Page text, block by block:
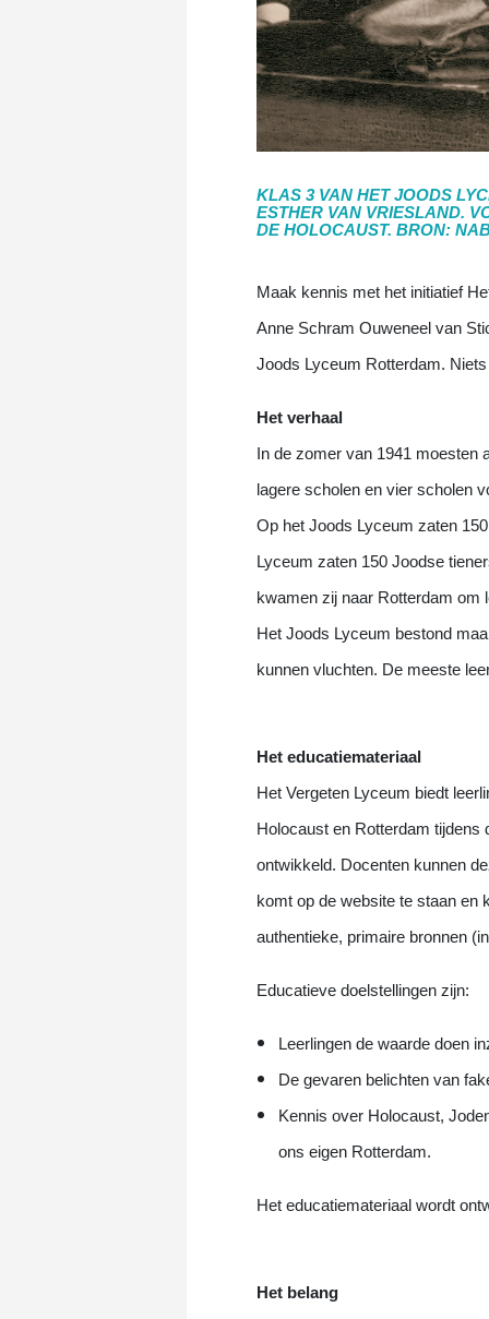
KLAS 3 VAN HET JOODS
ESTHER VAN VRIESLAND.
DE HOLOCAUST. BRON:
Maak kennis met het initiatief
Anne Schram Ouweneel van
Joods Lyceum Rotterdam.
Het verhaal
In de zomer van 1941
lagere scholen en vier scholen
Op het Joods Lyceum zaten
Lyceum zaten 150 Joodse
kwamen zij naar Rotterdam om
Het Joods Lyceum bestond
kunnen vluchten. De meeste
Het educatiemateriaal
Het Vergeten Lyceum biedt
Holocaust en Rotterdam tijdens
ontwikkeld. Docenten kunnen
komt op de website te staan en
authentieke, primaire bronnen
Educatieve doelstellingen zijn:
Leerlingen de waarde doen
De gevaren belichten van
Kennis over Holocaust,
ons eigen Rotterdam.
Het educatiemateriaal wordt
Het belang